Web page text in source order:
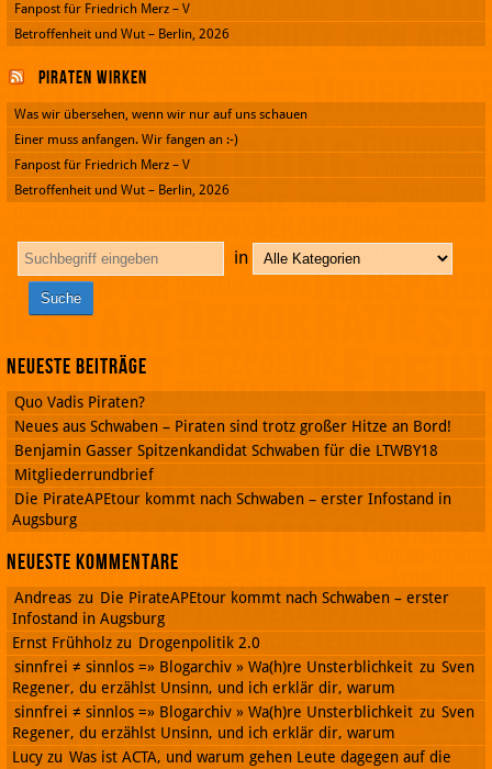
Fanpost für Friedrich Merz – V
Betroffenheit und Wut – Berlin, 2026
Piraten wirken
Was wir übersehen, wenn wir nur auf uns schauen
Einer muss anfangen. Wir fangen an :-)
Fanpost für Friedrich Merz – V
Betroffenheit und Wut – Berlin, 2026
in
Neueste Beiträge
Quo Vadis Piraten?
Neues aus Schwaben – Piraten sind trotz großer Hitze an Bord!
Benjamin Gasser Spitzenkandidat Schwaben für die LTWBY18
Mitgliederrundbrief
Die PirateAPEtour kommt nach Schwaben – erster Infostand in
Augsburg
Neueste Kommentare
Andreas zu Die PirateAPEtour kommt nach Schwaben – erster
Infostand in Augsburg
Ernst Frühholz zu Drogenpolitik 2.0
sinnfrei ≠ sinnlos =» Blogarchiv » Wa(h)re Unsterblichkeit zu Sven
Regener, du erzählst Unsinn, und ich erklär dir, warum
sinnfrei ≠ sinnlos =» Blogarchiv » Wa(h)re Unsterblichkeit zu Sven
Regener, du erzählst Unsinn, und ich erklär dir, warum
Lucy zu Was ist ACTA, und warum gehen Leute dagegen auf die